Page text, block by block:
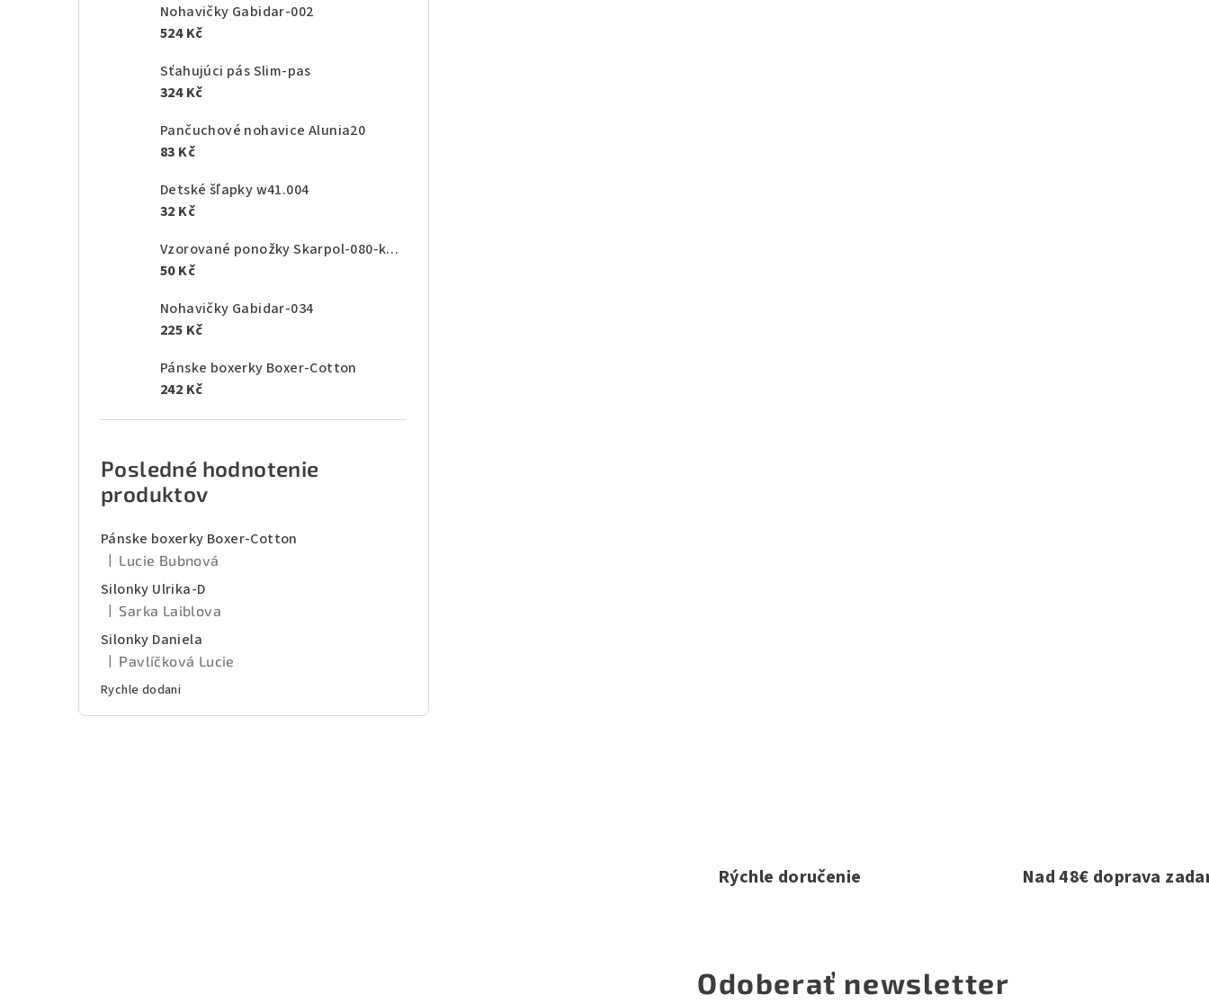
Nohavičky Gabidar-002
524 Kč
Sťahujúci pás Slim-pas
324 Kč
Pančuchové nohavice Alunia20
83 Kč
Detské šľapky w41.004
32 Kč
Vzorované ponožky Skarpol-080-kaktus
50 Kč
Nohavičky Gabidar-034
225 Kč
Pánske boxerky Boxer-Cotton
242 Kč
Posledné hodnotenie
produktov
Pánske boxerky Boxer-Cotton
Hodnotenie produktu je 5 z 5 hviezdičiek.
| Lucie Bubnová
Silonky Ulrika-D
Hodnotenie produktu je 5 z 5 hviezdičiek.
| Sarka Laiblova
Silonky Daniela
Hodnotenie produktu je 5 z 5 hviezdičiek.
| Pavlíčková Lucie
Rychle dodani
Rýchle doručenie Nad 48€ doprava
Odoberať newsletter